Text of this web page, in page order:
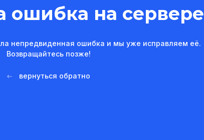
ошибка на сервере
непредвиденная ошибка и мы уже исправляем её.
Возвращайтесь позже!
вернуться обратно